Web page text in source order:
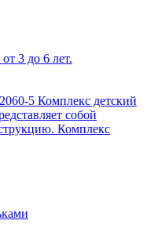
3 до 6 лет.
5 Комплекс детский
собой
Комплекс